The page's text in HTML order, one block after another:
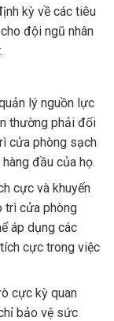
kỳ về các tiêu
đội ngũ nhân
lý nguồn lực
thường phải đối
cửa phòng sạch
đầu của họ.
cực và khuyến
trì cửa phòng
áp dụng các
cực trong việc
cực kỳ quan
bảo vệ sức